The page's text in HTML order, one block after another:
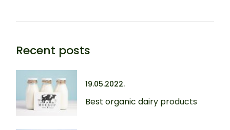
Recent posts
19.05.2022.
Best organic dairy products